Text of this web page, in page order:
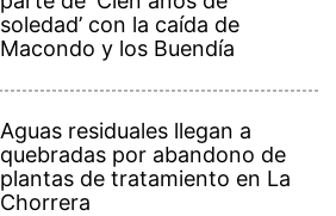
soledad’ con la caída de
Macondo y los Buendía
Aguas residuales llegan a
quebradas por abandono de
plantas de tratamiento en La
Chorrera